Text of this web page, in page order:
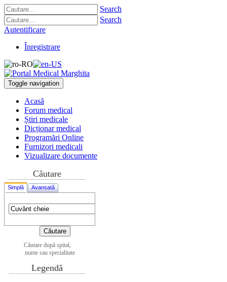
Search
Search
Autentificare
Înregistrare
Toggle navigation
Acasă
Forum medical
Știri medicale
Dicționar medical
Programări Online
Furnizori medicali
Vizualizare documente
Căutare
Simplă Avansată
Căutare după spital,
nume sau specialitate
Legendă